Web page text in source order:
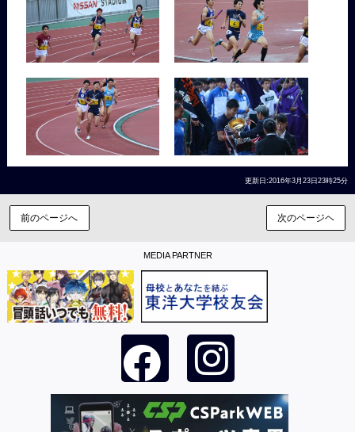
更新日:2016年3月23日23時25分
前のページへ 次のページヘ
MEDIA PARTNER